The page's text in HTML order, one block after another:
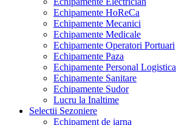
Echipamente HoReCa
Echipamente Mecanici
Echipamente Medicale
Echipamente Operatori Portuari
Echipamente Paza
Echipamente Personal Logistica
Echipamente Sanitare
Echipamente Sudor
Lucru la Inaltime
Selectii Sezoniere
Echipament de iarna